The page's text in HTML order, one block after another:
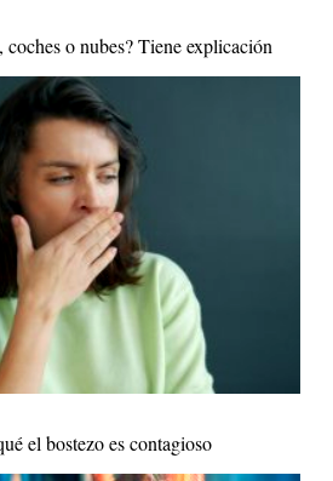
coches o nubes? Tiene explicación
el bostezo es contagioso